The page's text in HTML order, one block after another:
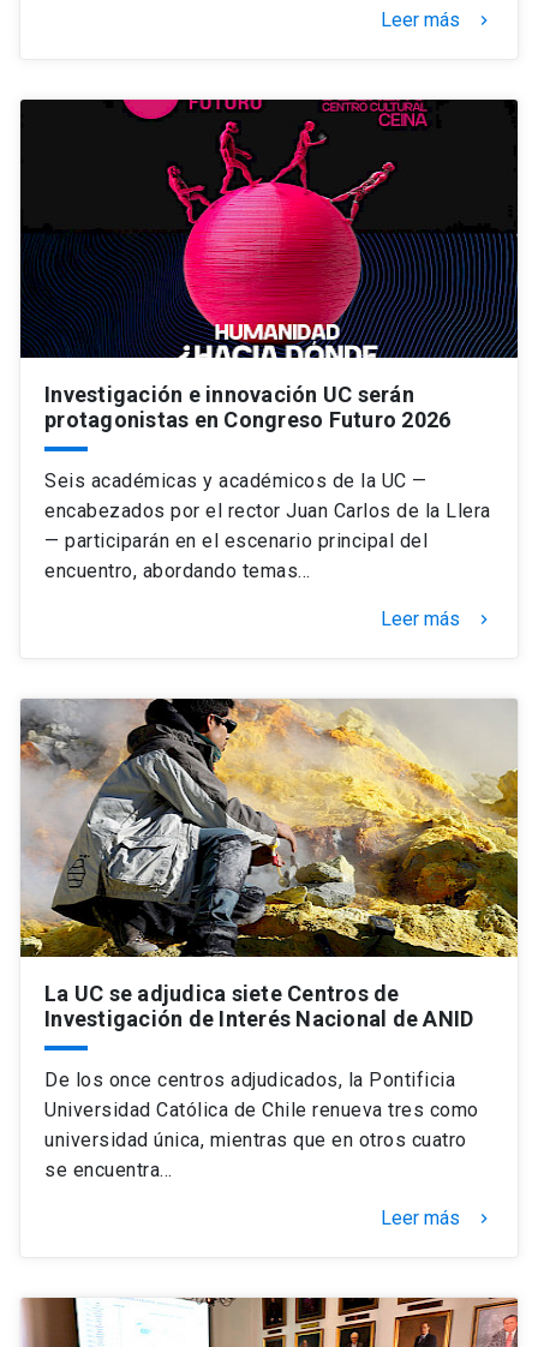
Leer más keyboard_arrow_right
Investigación e innovación UC serán
protagonistas en Congreso Futuro 2026
Seis académicas y académicos de la UC —
encabezados por el rector Juan Carlos de la Llera
— participarán en el escenario principal del
encuentro, abordando temas…
Leer más keyboard_arrow_right
La UC se adjudica siete Centros de
Investigación de Interés Nacional de ANID
De los once centros adjudicados, la Pontificia
Universidad Católica de Chile renueva tres como
universidad única, mientras que en otros cuatro
se encuentra…
Leer más keyboard_arrow_right